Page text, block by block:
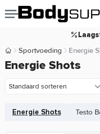
Voor
Koop nu,
Body Supplies | Sportvoeding
Sportvoeding Energie
Energie Shots
Energie Shots Testo